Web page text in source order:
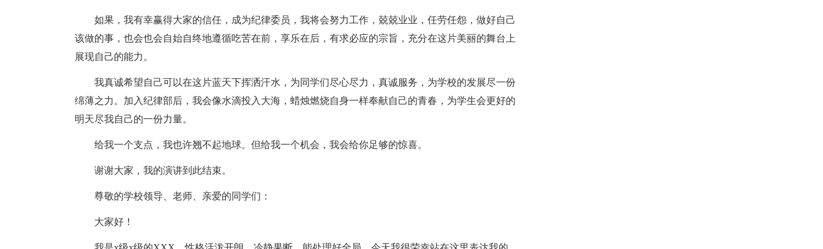
如果，我有幸赢得大家的信任，成为纪律委员，我将会努力工作，兢兢业业，任劳任怨，做好自己
该做的事，也会也会自始自终地遵循吃苦在前，享乐在后，有求必应的宗旨，充分在这片美丽的舞台上
展现自己的能力。
我真诚希望自己可以在这片蓝天下挥洒汗水，为同学们尽心尽力，真诚服务，为学校的发展尽一份
绵薄之力。加入纪律部后，我会像水滴投入大海，蜡烛燃烧自身一样奉献自己的青春，为学生会更好的
明天尽我自己的一份力量。
给我一个支点，我也许翘不起地球。但给我一个机会，我会给你足够的惊喜。
谢谢大家，我的演讲到此结束。
尊敬的学校领导、老师、亲爱的同学们：
大家好！